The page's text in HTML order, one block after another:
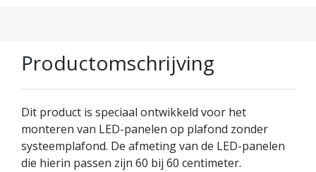
Productomschrijving
Dit product is speciaal ontwikkeld voor het
monteren van LED-panelen op plafond zonder
systeemplafond. De afmeting van de LED-panelen
die hierin passen zijn 60 bij 60 centimeter.